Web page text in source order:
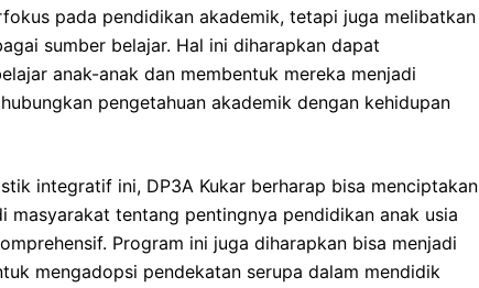
pada pendidikan akademik, tetapi juga melibatkan
sumber belajar. Hal ini diharapkan dapat
anak-anak dan membentuk mereka menjadi
pengetahuan akademik dengan kehidupan
integratif ini, DP3A Kukar berharap bisa menciptakan
masyarakat tentang pentingnya pendidikan anak usia
Program ini juga diharapkan bisa menjadi
mengadopsi pendekatan serupa dalam mendidik